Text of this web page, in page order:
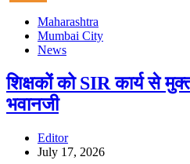
Maharashtra
Mumbai City
News
शिक्षकों को SIR कार्य से
भवानजी
Editor
July 17, 2026